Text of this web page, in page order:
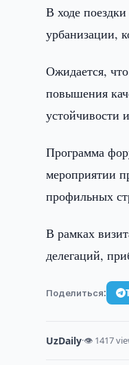
В ходе
урбанизации,
Ожидается,
повышения
устойчивости
Программа
мероприятии
профильных
В рамках
делегаций,
Поделиться:
UzDaily·👁 1417